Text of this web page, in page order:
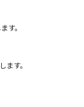
す。
ます。